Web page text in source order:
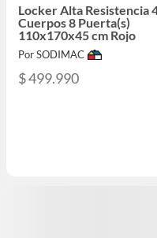
Locker Alta Resistencia
Cuerpos 8 Puerta(s)
110x170x45 cm Rojo
Por SODIMAC
$ 499.990